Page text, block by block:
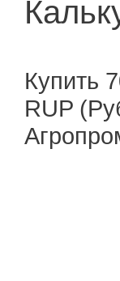
Купить
RUP